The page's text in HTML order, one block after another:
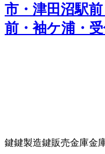
市・津田沼駅
前・袖ケ浦・
鍵鍵製造鍵販売金庫金